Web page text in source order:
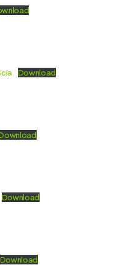
Download
Download
Download